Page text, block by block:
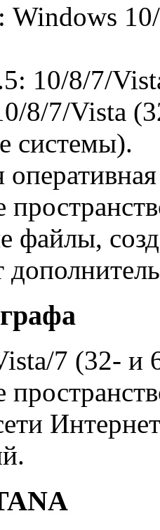
Windows
10/8/7/
8/7/Vista
системы).
файлы,
7 (32- и